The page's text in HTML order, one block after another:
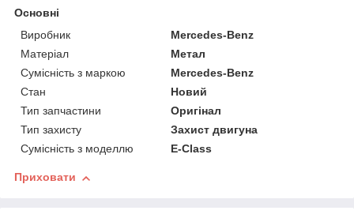
Основні
Виробник
Mercedes-Benz
Матеріал
Метал
Сумісність з маркою
Mercedes-Benz
Стан
Новий
Тип запчастини
Оригінал
Тип захисту
Захист двигуна
Сумісність з моделлю
E-Class
Приховати